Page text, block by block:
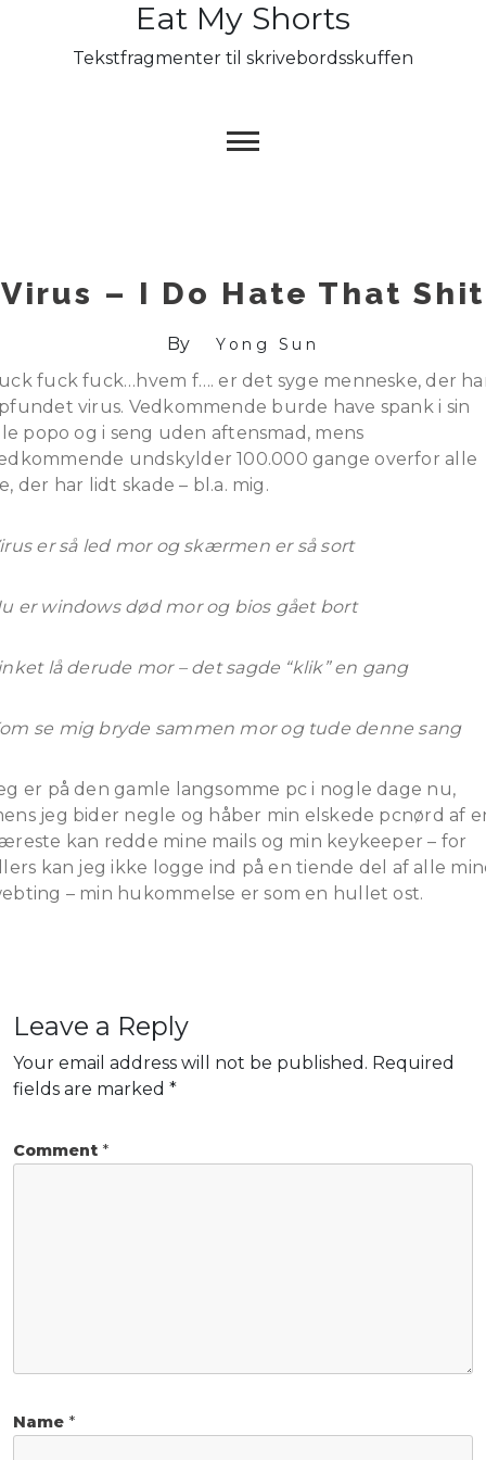
Eat My Shorts
Tekstfragmenter til skrivebordsskuffen
Virus – I Do Hate That Shit
By Yong Sun
fuck fuck…hvem f…. er det syge menneske, der
virus. Vedkommende burde have spank i sin
popo og i seng uden aftensmad, mens
undskylder 100.000 gange overfor alle
der har lidt skade – bl.a. mig.
er så led mor og skærmen er så sort
er windows død mor og bios gået bort
lå derude mor – det sagde “klik” en gang
se mig bryde sammen mor og tude denne sang
er på den gamle langsomme pc i nogle dage nu,
jeg bider negle og håber min elskede pcnørd af
kan redde mine mails og min keykeeper – for
kan jeg ikke logge ind på en tiende del af alle
– min hukommelse er som en hullet ost.
Leave a Reply
Your email address will not be published. Required
fields are marked *
Comment *
Name *